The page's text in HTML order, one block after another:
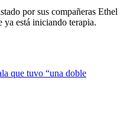
por sus compañeras Ethel
ya está iniciando terapia.